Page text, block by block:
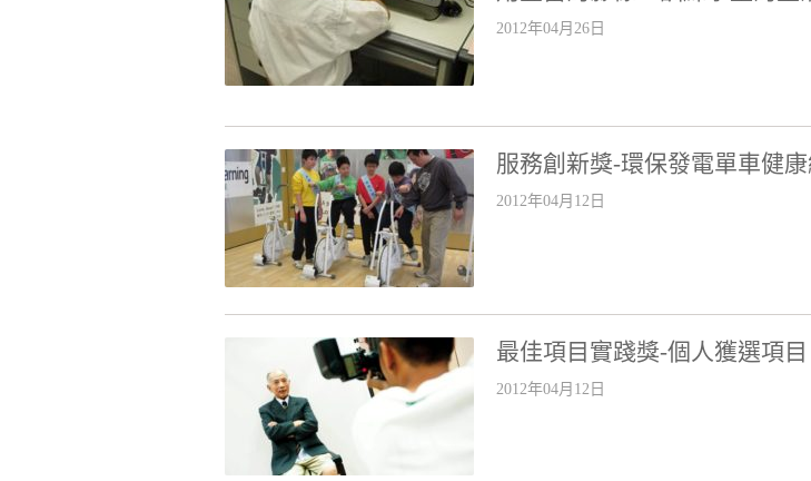
2012年04月26日
服務創新獎-環保發電單車健
2012年04月12日
最佳項目實踐獎-個人獲選項目
2012年04月12日